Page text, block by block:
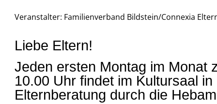
Veranstalter: Familienverband Bildstein/Connexia
Liebe Eltern!
Jeden ersten Montag im Monat
10.00 Uhr findet im Kultursaal
Elternberatung durch die